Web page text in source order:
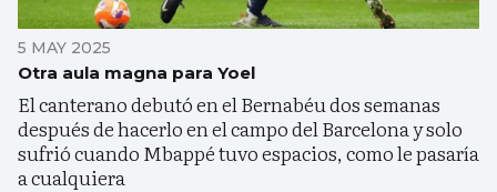
5 MAY 2025
Otra aula magna para Yoel
El canterano debutó en el Bernabéu dos semanas
después de hacerlo en el campo del Barcelona y solo
sufrió cuando Mbappé tuvo espacios, como le pasaría
a cualquiera